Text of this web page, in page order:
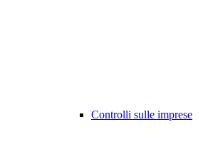
Controlli sulle imprese